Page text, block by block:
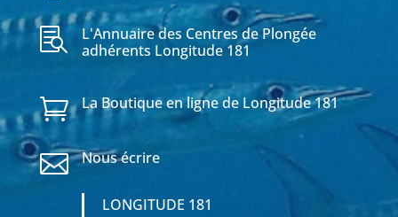

L'Annuaire des Centres de Plongée
adhérents Longitude 181
 La Boutique en ligne de Longitude 181
 Nous écrire
LONGITUDE 181